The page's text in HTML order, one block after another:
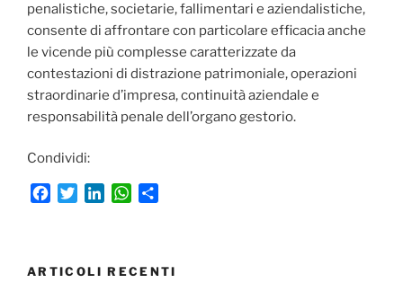
penalistiche, societarie, fallimentari e aziendalistiche,
consente di affrontare con particolare efficacia anche
le vicende più complesse caratterizzate da
contestazioni di distrazione patrimoniale, operazioni
straordinarie d’impresa, continuità aziendale e
responsabilità penale dell’organo gestorio.
Condividi:
b
t
e
W
s
i
ARTICOLI RECENTI